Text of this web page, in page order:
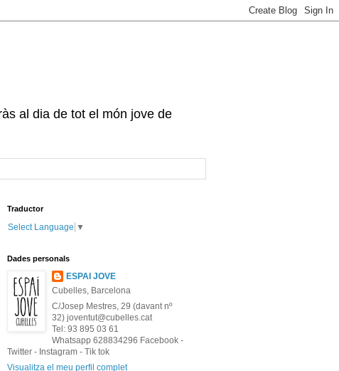
al dia de tot el món jove de
Traductor
Select Language ▼
Dades personals
ESPAI JOVE
Cubelles, Barcelona
C/Josep Mestres, 29 (davant nº
32) joventut@cubelles.cat
Tel: 93 895 03 61
Whatsapp 628834296 Facebook -
Twitter - Instagram - Tik tok
Visualitza el meu perfil complet